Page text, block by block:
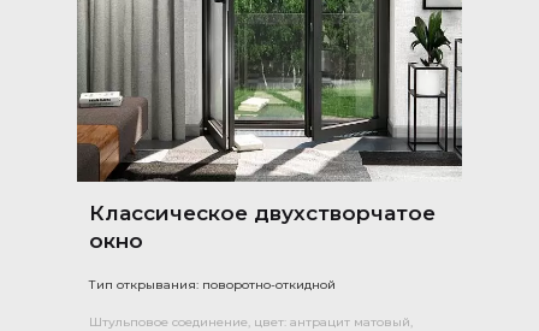
Классическое двухстворчатое
окно
Тип открывания: поворотно-откидной
Штульповое соединение, цвет: антрацит матовый,